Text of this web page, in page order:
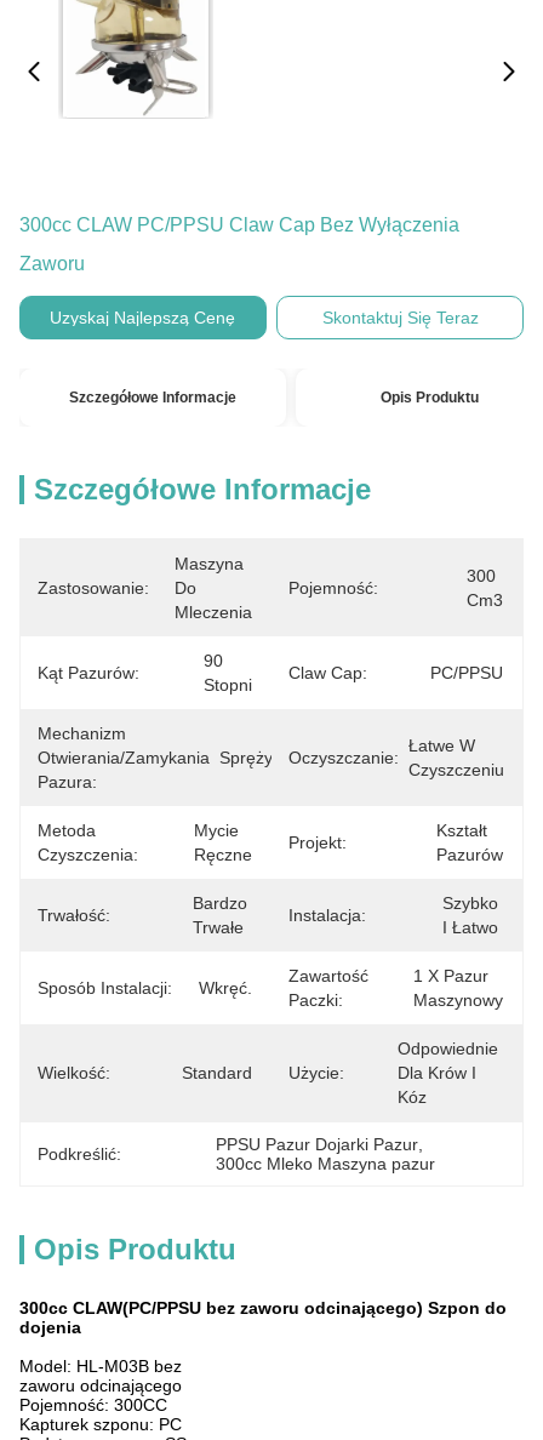
300cc CLAW PC/PPSU Claw Cap Bez Wyłączenia
Zaworu
Uzyskaj Najlepszą Cenę Skontaktuj Się Teraz
Szczegółowe Informacje Opis Produktu
Szczegółowe Informacje
Zastosowanie:
Maszyna
Do
Mleczenia
Pojemność:
300
Cm3
Kąt Pazurów:
90
Stopni
Claw Cap: PC/PPSU
Mechanizm
Otwierania/Zamykania
Pazura:
SprężynowyOczyszczanie:
Łatwe W
Czyszczeniu
Metoda
Czyszczenia:
Mycie
Ręczne
Projekt:
Kształt
Pazurów
Trwałość:
Bardzo
Trwałe
Instalacja:
Szybko
I Łatwo
Sposób Instalacji: Wkręć.
Zawartość
Paczki:
1 X Pazur
Maszynowy
Wielkość: Standard Użycie:
Odpowiednie
Dla Krów I
Kóz
Podkreślić: PPSU Pazur Dojarki Pazur
300cc Mleko Maszyna pazur
Opis Produktu
300cc CLAW(PC/PPSU bez zaworu odcinającego) Szpon do
dojenia
Model: HL-M03B bez
zaworu odcinającego
Pojemność: 300CC
Kapturek szponu: PC